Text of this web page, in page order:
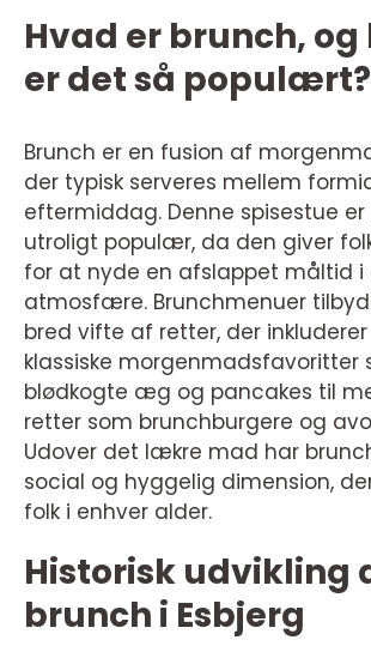
Hvad er brunch,
er det så populært?
Brunch er en fusion af
der typisk serveres mellem
eftermiddag. Denne spisestue
utroligt populær, da den giver
for at nyde en afslappet måltid i
atmosfære. Brunchmenuer
bred vifte af retter, der
klassiske morgenmadsfavoritter
blødkogte æg og pancakes til
retter som brunchburgere og
Udover det lækre mad har
social og hyggelig dimension,
folk i enhver alder.
Historisk udvikling
brunch i Esbjerg